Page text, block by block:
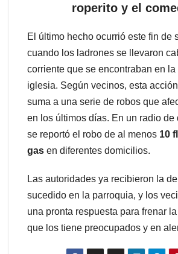
roperito y el
El último hecho ocurrió este fin de
cuando los ladrones se llevaron
corriente que se encontraban en la
iglesia. Según vecinos, esta
suma a una serie de robos que
en los últimos días. En un radio de
se reportó el robo de al menos 10
gas en diferentes domicilios.
Las autoridades ya recibieron la
sucedido en la parroquia, y los
una pronta respuesta para frenar
que los tiene preocupados y en